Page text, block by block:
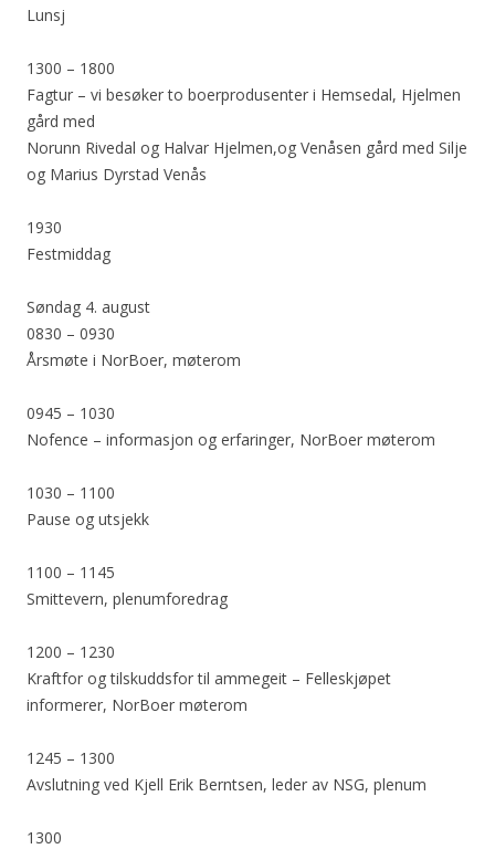
Lunsj
1300 – 1800
Fagtur – vi besøker to boerprodusenter i Hemsedal, Hjelmen
gård med
Norunn Rivedal og Halvar Hjelmen,og Venåsen gård med Silje
og Marius Dyrstad Venås
1930
Festmiddag
Søndag 4. august
0830 – 0930
Årsmøte i NorBoer, møterom
0945 – 1030
Nofence – informasjon og erfaringer, NorBoer møterom
1030 – 1100
Pause og utsjekk
1100 – 1145
Smittevern, plenumforedrag
1200 – 1230
Kraftfor og tilskuddsfor til ammegeit – Felleskjøpet
informerer, NorBoer møterom
1245 – 1300
Avslutning ved Kjell Erik Berntsen, leder av NSG, plenum
1300